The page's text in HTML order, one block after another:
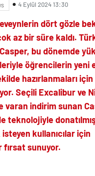
4 Eylül 2024 13:30
dört gözle
az bir süre kaldı.
bu dönemde
öğrencilerin yeni
hazırlanmaları
Seçili Excalibur ve
varan indirim sunan
teknolojiyle
kullanıcılar için
fırsat sunuyor.